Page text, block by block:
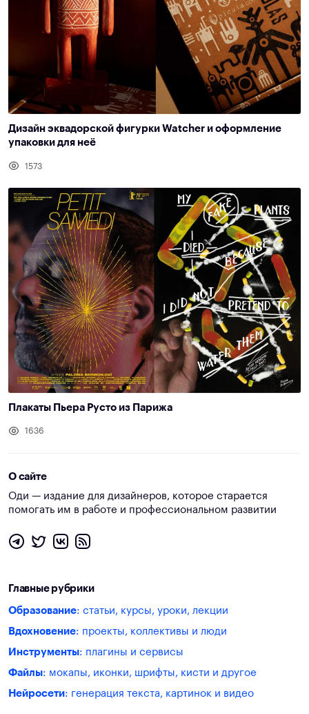
Дизайн эквадорской фигурки Watcher и оформление
упаковки для неё
1573
Плакаты Пьера Русто из Парижа
1636
О сайте
Оди — издание для дизайнеров, которое старается
помогать им в работе и профессиональном развитии
Главные рубрики
Образование: статьи, курсы, уроки, лекции
Вдохновение: проекты, коллективы и люди
Инструменты: плагины и сервисы
Файлы: мокапы, иконки, шрифты, кисти и другое
Нейросети: генерация текста, картинок и видео